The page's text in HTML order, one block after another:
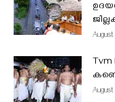
August
August